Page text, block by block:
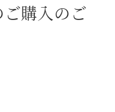
購入のご